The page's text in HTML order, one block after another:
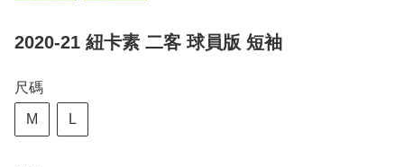
2020-21 紐卡素 二客 球員版 短袖
尺碼
M L